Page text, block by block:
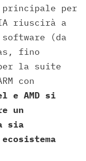
per
riuscirà a
(da
fino
per la suite
con
e AMD si
un
sia